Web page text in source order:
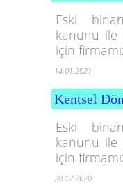
Eski
kanunu ile
için
14.01.2021
Kentsel
Eski
kanunu ile
için
20.12.2020